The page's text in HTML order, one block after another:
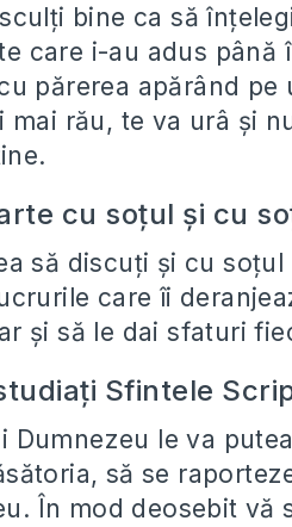
bine ca să
care i-au adus
părerea apărând
mai rău, te va urâ și
cu soțul și cu
să discuţi și cu
care îi
și să le dai sfaturi
Sfintele
Dumnezeu le va
să se
În mod deosebit vă